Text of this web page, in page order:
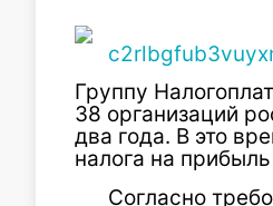
Группу
38 организаций
два года. В это
налога на
Согласно